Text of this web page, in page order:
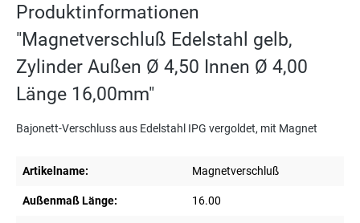
Produktinformationen
"Magnetverschluß Edelstahl gelb,
Zylinder Außen Ø 4,50 Innen Ø 4,00
Länge 16,00mm"
Bajonett-Verschluss aus Edelstahl IPG vergoldet, mit Magnet
Artikelname: Magnetverschluß
Außenmaß Länge: 16.00